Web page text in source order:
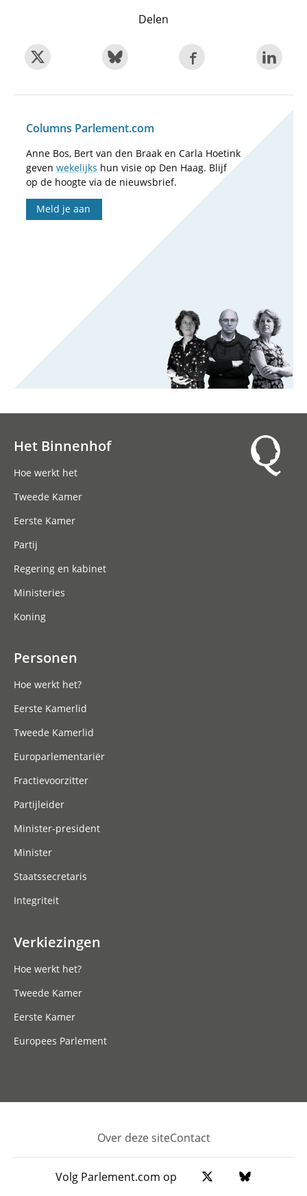
Delen
Columns Parlement.com
Anne Bos, Bert van den Braak en Carla Hoetink
geven wekelijks hun visie op Den Haag. Blijf
op de hoogte via de nieuwsbrief.
Meld je aan
Het Binnenhof
Hoe werkt het
Tweede Kamer
Eerste Kamer
Partij
Regering en kabinet
Ministeries
Koning
Personen
Hoe werkt het?
Eerste Kamerlid
Tweede Kamerlid
Europarlementariër
Fractievoorzitter
Partijleider
Minister-president
Minister
Staatssecretaris
Integriteit
Verkiezingen
Hoe werkt het?
Tweede Kamer
Eerste Kamer
Europees Parlement
Footer
Over deze siteContact
Volg Parlement.com op